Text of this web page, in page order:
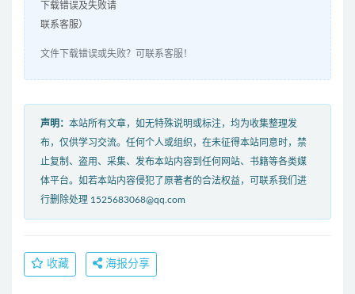
下载错误及失败请
联系客服）
文件下载错误或失败？可联系客服！
声明： 本站所有文章，如无特殊说明或标注，均为收集整理发
布，仅供学习交流。任何个人或组织，在未征得本站同意时，禁
止复制、盗用、采集、发布本站内容到任何网站、书籍等各类媒
体平台。如若本站内容侵犯了原著者的合法权益，可联系我们进
行删除处理 1525683068@qq.com
收藏 海报分享